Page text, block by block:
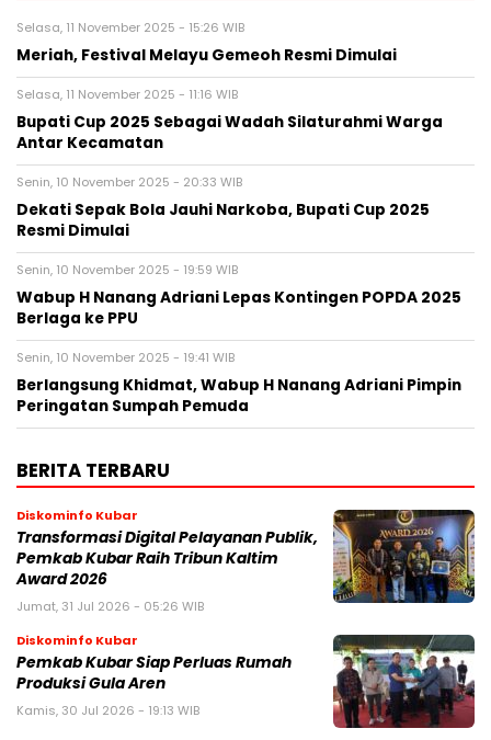
Selasa, 11 November 2025 - 15:26 WIB
Meriah, Festival Melayu Gemeoh Resmi Dimulai
Selasa, 11 November 2025 - 11:16 WIB
Bupati Cup 2025 Sebagai Wadah Silaturahmi Warga
Antar Kecamatan
Senin, 10 November 2025 - 20:33 WIB
Dekati Sepak Bola Jauhi Narkoba, Bupati Cup 2025
Resmi Dimulai
Senin, 10 November 2025 - 19:59 WIB
Wabup H Nanang Adriani Lepas Kontingen POPDA 2025
Berlaga ke PPU
Senin, 10 November 2025 - 19:41 WIB
Berlangsung Khidmat, Wabup H Nanang Adriani Pimpin
Peringatan Sumpah Pemuda
BERITA TERBARU
Diskominfo Kubar
Transformasi Digital Pelayanan Publik,
Pemkab Kubar Raih Tribun Kaltim
Award 2026
Jumat, 31 Jul 2026 - 05:26 WIB
Diskominfo Kubar
Pemkab Kubar Siap Perluas Rumah
Produksi Gula Aren
Kamis, 30 Jul 2026 - 19:13 WIB